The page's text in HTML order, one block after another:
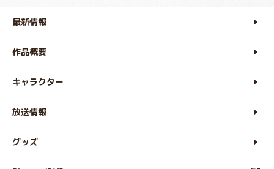
最新情報
作品概要
キャラクター
放送情報
グッズ